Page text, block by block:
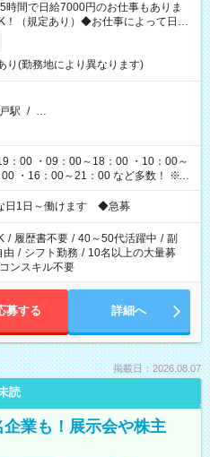
間で日給7000円のお仕事もありま
（規定あり）◆お仕事によって日給
り(勤務地により異なります)
駅 / …
：00 ・09：00～18：00 ・10：00～
00～21：00 など多数！ ※お
ります
1日～働けます ◆急募
/ 履歴書不要 / 40～50代活躍中 / 副
由 / シフト勤務 / 10名以上の大量募
ンスキル不要
募する 詳細へ
掲載日：2026.08.07
読
業も！展示会や株主